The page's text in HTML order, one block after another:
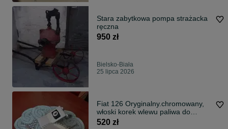
Stara zabytkowa pompa strażacka
ręczna
950 zł
Bielsko-Biała
25 lipca 2026
Fiat 126 Oryginalny.chromowany,
włoski korek wlewu paliwa do
samochodu Fiat 126.
520 zł